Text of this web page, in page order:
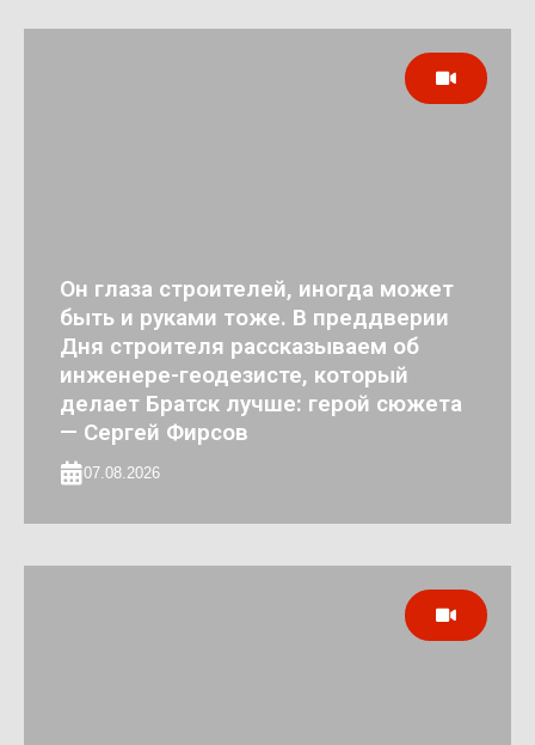
Он глаза строителей, иногда может
быть и руками тоже. В преддверии
Дня строителя рассказываем об
инженере-геодезисте, который
делает Братск лучше: герой сюжета
— Сергей Фирсов
07.08.2026